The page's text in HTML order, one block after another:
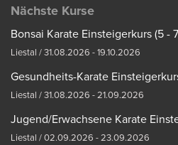
Nächste Kurse
Bonsai Karate Einsteigerkurs (5 -
Liestal / 31.08.2026 - 19.10.2026
Gesundheits-Karate
Liestal / 31.08.2026 - 21.09.2026
Jugend/Erwachsene Karate
Liestal / 02.09.2026 - 23.09.2026